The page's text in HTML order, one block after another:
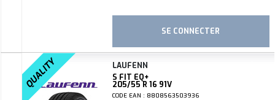
SE CONNECTER
QUALITY
LAUFENN
S FIT EQ+
205/55 R 16 91V
CODE EAN : 8808563503936